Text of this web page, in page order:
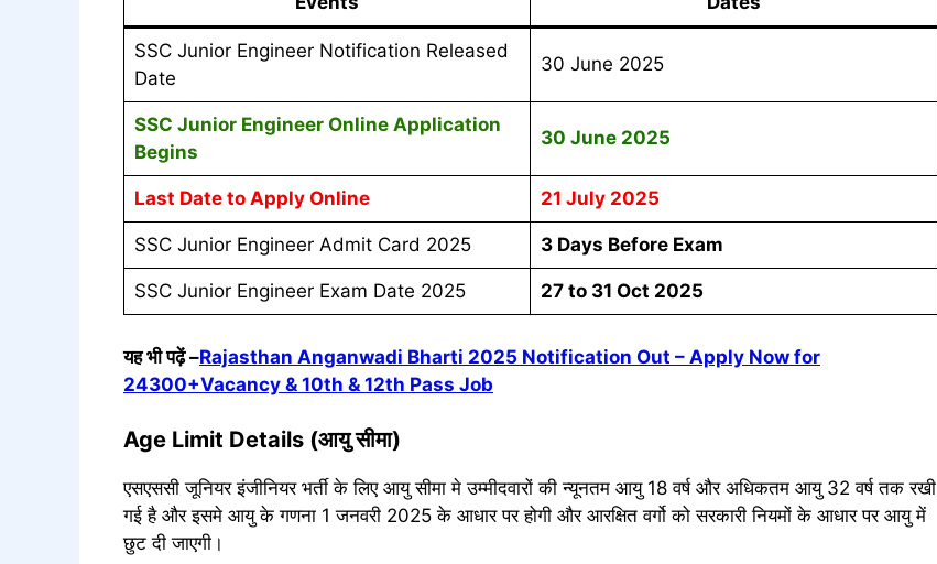
SSC Junior Engineer Notification Released
Date
30 June 2025
SSC Junior Engineer Online Application
Begins
30 June 2025
Last Date to Apply Online 21 July 2025
SSC Junior Engineer Admit Card 2025 3 Days Before Exam
SSC Junior Engineer Exam Date 2025 27 to 31 Oct 2025
यह भी पढ़ें –Rajasthan Anganwadi Bharti 2025 Notification Out – Apply Now for
24300+Vacancy & 10th & 12th Pass Job
Age Limit Details (आयु सीमा)
एसएससी जूनियर इंजीनियर भर्ती के लिए आयु सीमा मे उम्मीदवारों की न्यूनतम आयु 18 वर्ष और अधिकतम आयु 32 वर्ष तक रखी
गई है और इसमे आयु के गणना 1 जनवरी 2025 के आधार पर होगी और आरक्षित वर्गो को सरकारी नियमों के आधार पर आयु में
छुट दी जाएगी।